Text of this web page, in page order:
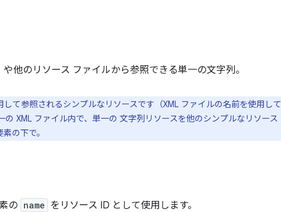
他のリソース ファイルから参照できる単一の文字列。
て参照されるシンプルなリソースです（XML ファイルの名前を使用して
XML ファイル内で、単一の 文字列リソースを他のシンプルなリソース
素の下で。
の name をリソース ID として使用します。